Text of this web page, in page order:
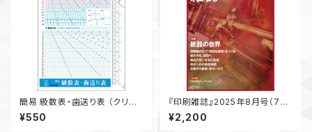
簡易 級数表・歯送り表 （クリア
ファイル）
¥550
『印刷雑誌』2025年8月号（7月
18日発行）
¥2,200